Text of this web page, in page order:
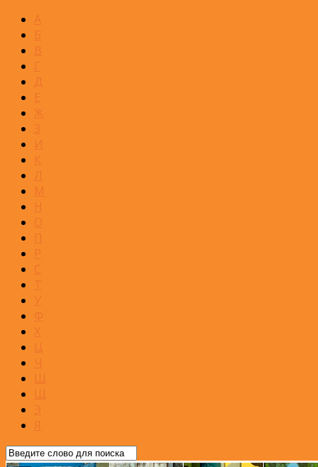
А
Б
В
Г
Д
Е
Ж
З
И
К
Л
М
Н
О
П
Р
С
Т
У
Ф
Х
Ц
Ч
Ш
Щ
Э
Я